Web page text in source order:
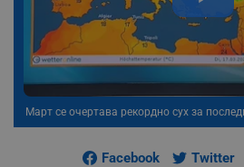
Март се очертава рекордно сух за
Facebook Twitter